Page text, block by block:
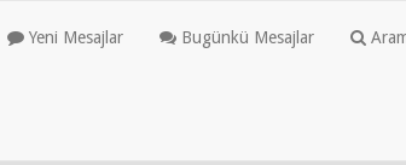
Yeni Mesajlar Bugünkü Mesajlar